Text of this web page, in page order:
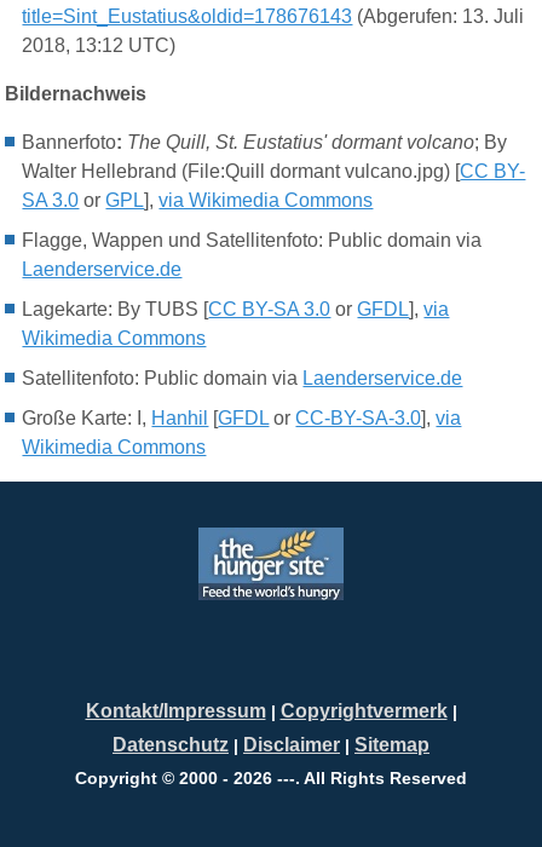
title=Sint_Eustatius&oldid=178676143 (Abgerufen: 13. Juli
2018, 13:12 UTC)
Bildernachweis
Bannerfoto: The Quill, St. Eustatius' dormant volcano; By
Walter Hellebrand (File:Quill dormant vulcano.jpg) [CC BY-
SA 3.0 orGPL],via Wikimedia Commons
Flagge, Wappen und Satellitenfoto: Public domain via
Laenderservice.de
Lagekarte: By TUBS [CC BY-SA 3.0 orGFDL],via
Wikimedia Commons
Satellitenfoto: Public domain via Laenderservice.de
Große Karte: I, Hanhil [GFDL orCC-BY-SA-3.0],via
Wikimedia Commons
Kontakt/Impressum| Copyrightvermerk|
Datenschutz | Disclaimer | Sitemap
Copyright © 2000 - 2026 ---. All Rights Reserved